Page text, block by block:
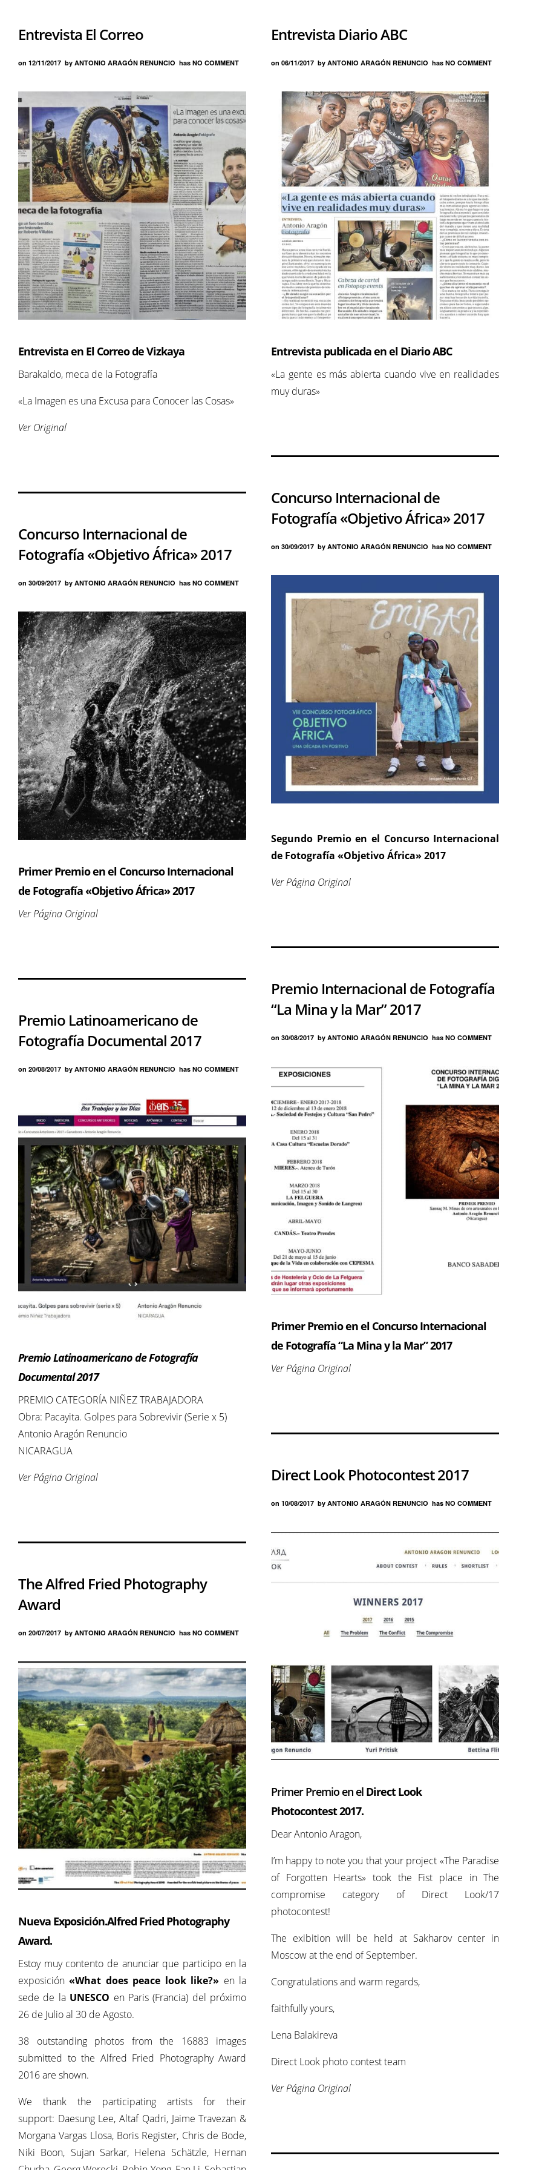
Entrevista El Correo
on 12/11/2017 by ANTONIO ARAGÓN RENUNCIO has NO COMMENT
Entrevista en El Correo de Vizkaya
Barakaldo, meca de la Fotografía
«La Imagen es una Excusa para Conocer las Cosas»
Ver Original
Entrevista Diario ABC
on 06/11/2017 by ANTONIO ARAGÓN RENUNCIO has NO COMMENT
Entrevista publicada en el Diario ABC
«La gente es más abierta cuando vive en realidades
muy duras»
Concurso Internacional de
Fotografía «Objetivo África» 2017
on 30/09/2017 by ANTONIO ARAGÓN RENUNCIO has NO COMMENT
Segundo Premio en el Concurso Internacional
de Fotografía «Objetivo África» 2017
Ver Página Original
Concurso Internacional de
Fotografía «Objetivo África» 2017
on 30/09/2017 by ANTONIO ARAGÓN RENUNCIO has NO COMMENT
Primer Premio en el Concurso Internacional
de Fotografía «Objetivo África» 2017
Ver Página Original
Premio Internacional de Fotografía
“La Mina y la Mar” 2017
on 30/08/2017 by ANTONIO ARAGÓN RENUNCIO has NO COMMENT
Primer Premio en el Concurso Internacional
de Fotografía “La Mina y la Mar” 2017
Ver Página Original
Premio Latinoamericano de
Fotografía Documental 2017
on 20/08/2017 by ANTONIO ARAGÓN RENUNCIO has NO COMMENT
Premio Latinoamericano de Fotografía
Documental 2017
PREMIO CATEGORÍA NIÑEZ TRABAJADORA
Obra: Pacayita. Golpes para Sobrevivir (Serie x 5)
Antonio Aragón Renuncio
NICARAGUA
Ver Página Original
Direct Look Photocontest 2017
on 10/08/2017 by ANTONIO ARAGÓN RENUNCIO has NO COMMENT
Primer Premio en el Direct Look
Photocontest2017.
Dear Antonio Aragon,
I’m happy to note you that your project «The Paradise
of Forgotten Hearts» took the Fist place in The
compromise category of Direct Look/17
photocontest!
The exibition will be held at Sakharov center in
Moscow at the end of September.
Congratulations and warm regards,
faithfully yours,
Lena Balakireva
Direct Look photo contest team
Ver Página Original
The Alfred Fried Photography
Award
on 20/07/2017 by ANTONIO ARAGÓN RENUNCIO has NO COMMENT
Nueva Exposición.Alfred Fried Photography
Award.
Estoy muy contento de anunciar que participo en la
exposición«What does peace look like?» en la
sede de la UNESCO en Paris (Francia) del próximo
26 de Julio al 30 de Agosto.
38 outstanding photos from the 16883 images
submitted to the Alfred Fried Photography Award
2016 are shown.
We thank the participating artists for their
support: Daesung Lee, Altaf Qadri, Jaime Travezan &
Morgana Vargas Llosa, Boris Register, Chris de Bode,
Niki Boon, Sujan Sarkar, Helena Schätzle, Hernan